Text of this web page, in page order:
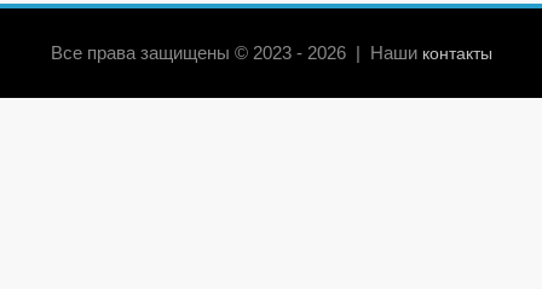
Все права защищены © 2023 - 2026 | Наши контакты